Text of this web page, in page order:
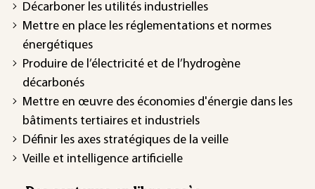
Décarboner les utilités industrielles
Mettre en place les réglementations et normes
énergétiques
Produire de l’électricité et de l’hydrogène
décarbonés
Mettre en œuvre des économies d'énergie dans les
bâtiments tertiaires et industriels
Définir les axes stratégiques de la veille
Veille et intelligence artificielle